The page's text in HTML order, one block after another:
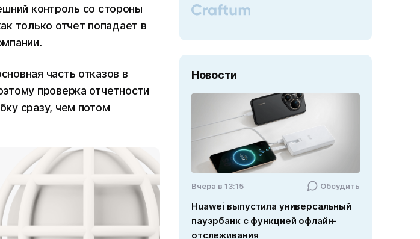
контроль со стороны
только отчет попадает в
часть отказов в
проверка отчетности
сразу, чем потом
Новости
Вчера в 13:15 Обсудить
Huawei выпустила универсальный
пауэрбанк с функцией офлайн-
отслеживания